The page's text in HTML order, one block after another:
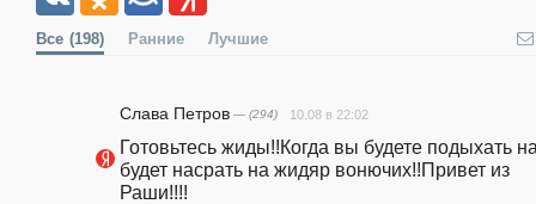
Все (198) Ранние Лучшие
Слава Петров — (294) 10.08 в 22:02
Готовьтесь жиды!!Когда вы будете подыхать
будет насрать на жидяр вонючих!!Привет из
Раши!!!!